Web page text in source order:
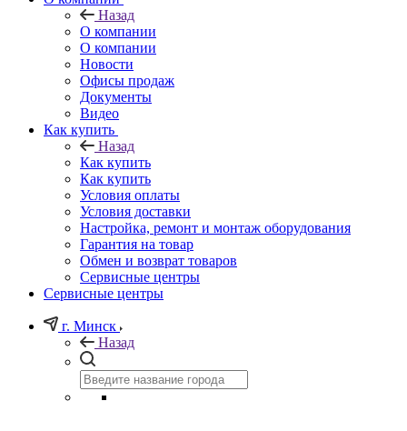
Назад
О компании
О компании
Новости
Офисы продаж
Документы
Видео
Как купить
Назад
Как купить
Как купить
Условия оплаты
Условия доставки
Настройка, ремонт и монтаж оборудования
Гарантия на товар
Обмен и возврат товаров
Сервисные центры
Сервисные центры
г. Минск
Назад